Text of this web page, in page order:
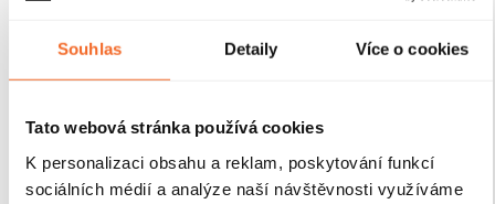
Souhlas Detaily Více o cookies
Tato webová stránka používá cookies
K personalizaci obsahu a reklam, poskytování funkcí
sociálních médií a analýze naší návštěvnosti využíváme